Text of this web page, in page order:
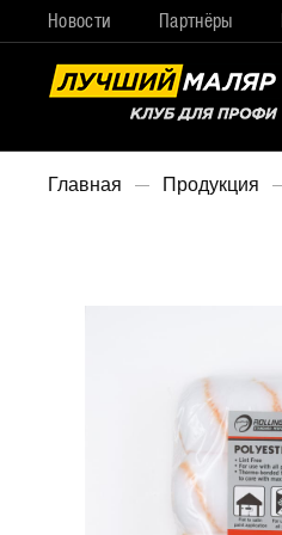
Новости Партнёры
Главная Продукция